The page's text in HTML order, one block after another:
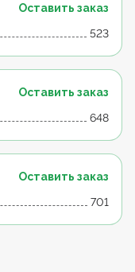
Оставить заказ
523
Оставить заказ
648
Оставить заказ
701